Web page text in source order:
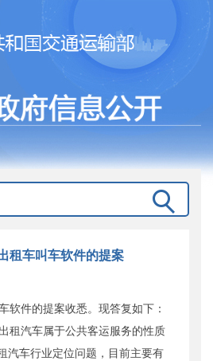
租车叫车软件的提案
件的提案收悉。现答复如下：
租汽车属于公共客运服务的性质
汽车行业定位问题，目前主要有